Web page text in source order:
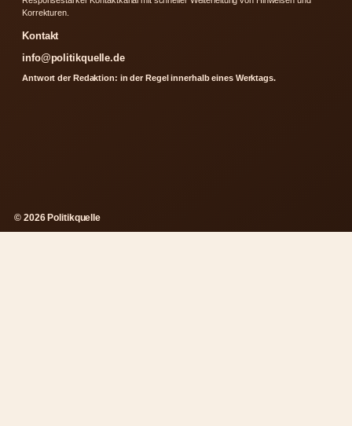
Korrekturen.
Kontakt
info@politikquelle.de
Antwort der Redaktion: in der Regel innerhalb eines Werktags.
© 2026 Politikquelle